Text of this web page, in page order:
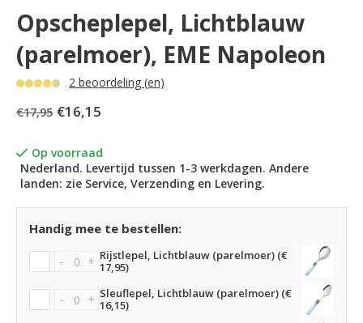
Opscheplepel, Lichtblauw
(parelmoer), EME Napoleon
2 beoordeling (en)
€17,95 €16,15
Op voorraad
Nederland. Levertijd tussen 1-3 werkdagen. Andere
landen: zie Service, Verzending en Levering.
Handig mee te bestellen:
- + Rijstlepel, Lichtblauw (parelmoer) (€
17,95)
- + Sleuflepel, Lichtblauw (parelmoer) (€
16,15)